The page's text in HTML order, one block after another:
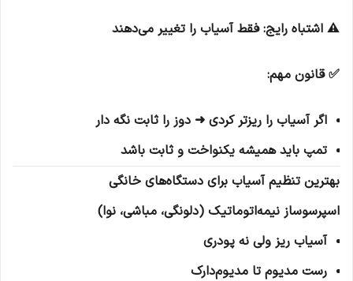
⚠️ اشتباه رایج: فقط آسیاب را تغییر می‌دهند
✅ قانون مهم:
اگر آسیاب را ریزتر کردی ➜ دوز را ثابت نگه دار
تمپ باید همیشه یکنواخت و ثابت باشد
بهترین تنظیم آسیاب برای دستگاه‌های خانگی
اسپرسوساز نیمه‌اتوماتیک (دلونگی، مباشی، نوا)
آسیاب ریز ولی نه پودری
رست مدیوم تا مدیوم‌دارک